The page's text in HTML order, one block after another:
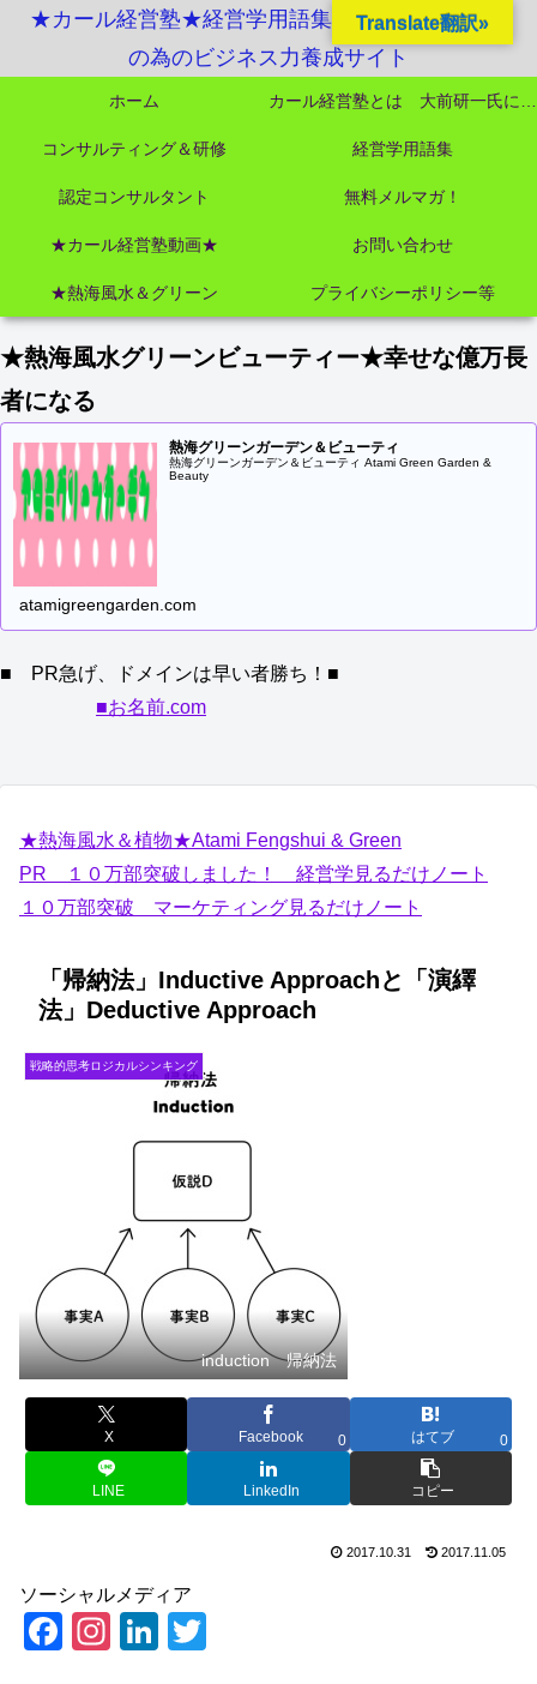
★カール経営塾★経営学用語集起業独立成功MBA
の為のビジネス力養成サイト
ホーム
コンサルティング＆研修 経営学用語集
認定コンサルタント 無料メルマガ！
★カール経営塾動画★ お問い合わせ
★熱海風水＆グリーン プライバシーポリシー等
★熱海風水グリーンビューティー★幸せな億万長
者になる
熱海グリーンガーデン＆ビューティ
熱海グリーンガーデン＆ビューティ Atami Green Garden &
Beauty
atamigreengarden.com
■ PR急げ、ドメインは早い者勝ち！■
■お名前.com
★熱海風水＆植物★Atami Fengshui & Green
PR １０万部突破しました！ 経営学見るだけノート
１０万部突破 マーケティング見るだけノート
「帰納法」Inductive Approachと「演繹
法」Deductive Approach
戦略的思考ロジカルシンキング
induction 帰納法
X Facebook 0 はてブ 0
LINE LinkedIn コピー
2017.10.31 2017.11.05
ソーシャルメディア
F
In Li
Translate翻訳»